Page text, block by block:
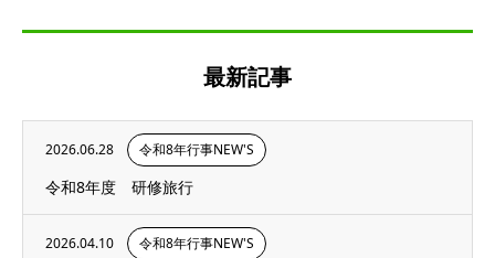
最新記事
2026.06.28 令和8年行事NEW'S
令和8年度 研修旅行
2026.04.10 令和8年行事NEW'S